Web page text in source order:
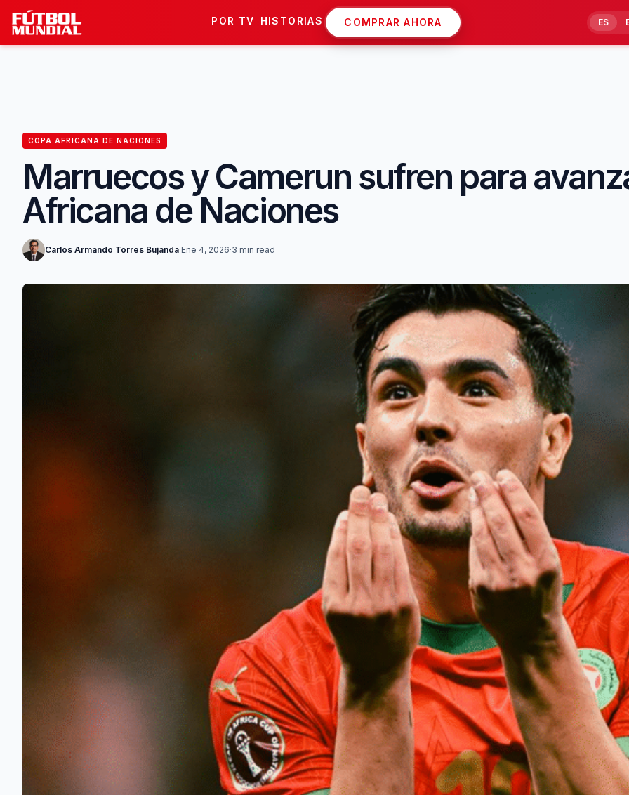
Skip to content
POR TV HISTORIAS COMPRAR AHORA ES
COPA AFRICANA DE NACIONES
Marruecos y Camerun sufren para
Africana de Naciones
Carlos Armando Torres Bujanda·Ene 4, 2026·3 min read